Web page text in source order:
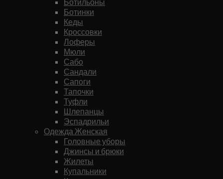
Ботинки
Кеды
Кроссовки
Лоферы
Мюли
Сабо
Сандали
Сапоги
Тапочки
Туфли
Шлепанцы
Эспадрильи
Одежда Женская
Головные уборы
Джинсы и брюки
Жилеты
Купальники